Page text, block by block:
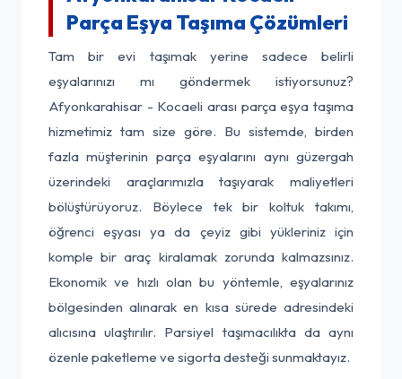
Parça Eşya Taşıma Çözümleri
Tam bir evi taşımak yerine sadece belirli
eşyalarınızı mı göndermek istiyorsunuz?
Afyonkarahisar - Kocaeli arası parça eşya taşıma
hizmetimiz tam size göre. Bu sistemde, birden
fazla müşterinin parça eşyalarını aynı güzergah
üzerindeki araçlarımızla taşıyarak maliyetleri
bölüştürüyoruz. Böylece tek bir koltuk takımı,
öğrenci eşyası ya da çeyiz gibi yükleriniz için
komple bir araç kiralamak zorunda kalmazsınız.
Ekonomik ve hızlı olan bu yöntemle, eşyalarınız
bölgesinden alınarak en kısa sürede adresindeki
alıcısına ulaştırılır. Parsiyel taşımacılıkta da aynı
özenle paketleme ve sigorta desteği sunmaktayız.